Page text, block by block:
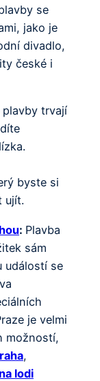
se
jako je
divadlo,
české i
plavby trvají
byste si
ujít.
: Plavba
sám
událostí se
je velmi
možností,
,
lodi